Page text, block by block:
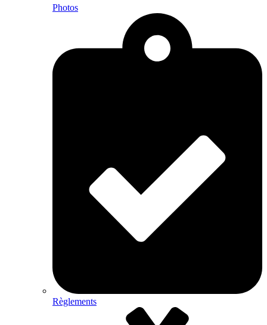
Photos
Règlements